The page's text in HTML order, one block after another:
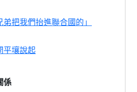
把我們抬進聯合國的」
平壤說起
係